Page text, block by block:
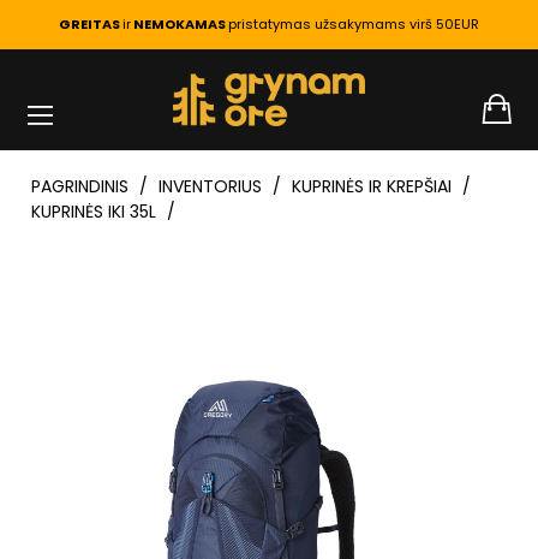
GREITASirNEMOKAMASpristatymas užsakymams virš 50EUR
PAGRINDINIS INVENTORIUS
KUPRINĖS IR KREPŠIAI
KUPRINĖS IKI 35L